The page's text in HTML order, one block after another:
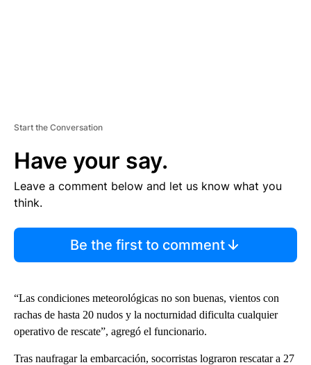
Start the Conversation
Have your say.
Leave a comment below and let us know what you
think.
Be the first to comment
“Las condiciones meteorológicas no son buenas, vientos con
rachas de hasta 20 nudos y la nocturnidad dificulta cualquier
operativo de rescate”, agregó el funcionario.
Tras naufragar la embarcación, socorristas lograron rescatar a 27